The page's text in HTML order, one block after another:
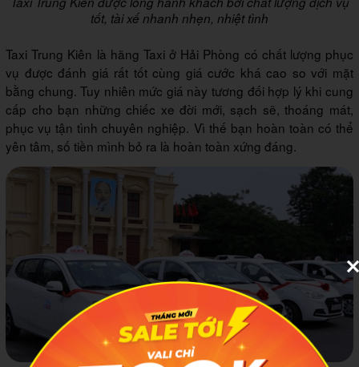
tốt, tài xế nhanh nhẹn, nhiệt tình
Taxi Trung Kiên là hãng Taxi ở Hải Phòng có chất lượng phục
vụ được đánh giá rất tốt cùng giá cước khá cao so với mặt
bằng chung. Tuy nhiên mức giá này tương đối hợp lý khi cung
cấp cho bạn những chiếc xe đời mới, sạch sẽ, thoáng mát,
phục vụ tận tình chuyên nghiệp. Vì thế bạn hoàn toàn có thể
yên tâm, số tiền mình bỏ ra là hoàn toàn xứng đáng.